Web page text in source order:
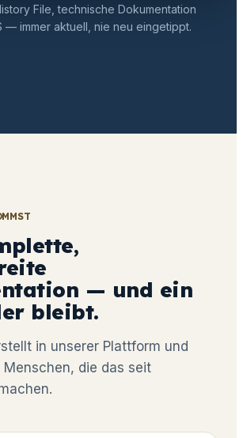
File, technische Dokumentation
— immer aktuell, nie neu eingetippt.
— und ein
bleibt.
in unserer Plattform und
die das seit